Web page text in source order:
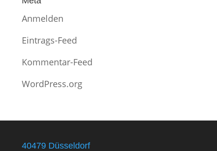
Anmelden
Eintrags-Feed
Kommentar-Feed
WordPress.org
40479 Düsseldorf